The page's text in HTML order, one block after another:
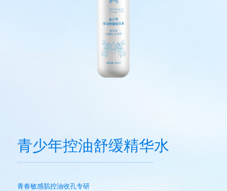
青少年控油舒缓精华水
青春敏感肌控油收孔专研